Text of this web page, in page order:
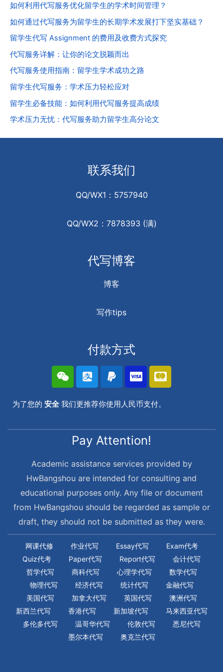
如何利用代写服务优化留学生的学术时间管理？
如何通过代写服务为留学生的长期学术发展打下坚实基础？
留学生代写 Assignment 的费用及收费方式探究
代写服务详解：让你的论文脱颖而出
代写服务使用指南：留学生学术成功之路
留学生代写服务：学术压力轻松应对
留学生必备技能：如何利用代写服务提高成绩
学术压力无忧：代写服务助力留学生高分论文
联系我们
QQ/WX1：5757940
QQ/WX2：7878393 (满)
代写博客
博客
写作tips
付款方式
为了您的 安全 我们更推荐你使用人民币支付。
Pay Attention!
Academic assistance services provided by
HwBangshou are intended for consulting and
educational purposes only. Any file or document
from HwBangshou should be regarded as sample or
draft, they should not be submitted as they were.
网课代修 作业代写 Essay代写
Exam代考
Quiz代考
Paper代写 Report代写
会计代写
哲学代写
商科代写 心理学代写
数学代写
物理代写
经济代写 统计代写
金融代写
美国代写
加拿大代写 英国代写
澳洲代写
新西兰代写
香港代写 新加坡代写
马来西亚代写
多伦多代写
温哥华代写 伦敦代写
悉尼代写
墨尔本代写
奥克兰代写